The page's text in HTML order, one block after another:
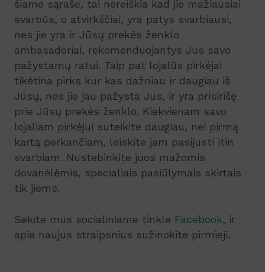
šiame sąraše, tai nereiškia kad jie mažiausiai
svarbūs, o atvirkščiai, yra patys svarbiausi,
nes jie yra ir Jūsų prekės ženklo
ambasadoriai, rekomenduojantys Jus savo
pažystamų ratui. Taip pat lojalūs pirkėjai
tikėtina pirks kur kas dažniau ir daugiau iš
Jūsų, nes jie jau pažysta Jus, ir yra prisirišę
prie Jūsų prekės ženklo. Kiekvienam savo
lojaliam pirkėjui suteikite daugiau, nei pirmą
kartą perkančiam, leiskite jam pasijusti itin
svarbiam. Nustebinkite juos mažomis
dovanėlėmis, specialiais pasiūlymais skirtais
tik jiems.
Sekite mus socialiniame tinkle Facebook, ir
apie naujus straipsnius sužinokite pirmieji.